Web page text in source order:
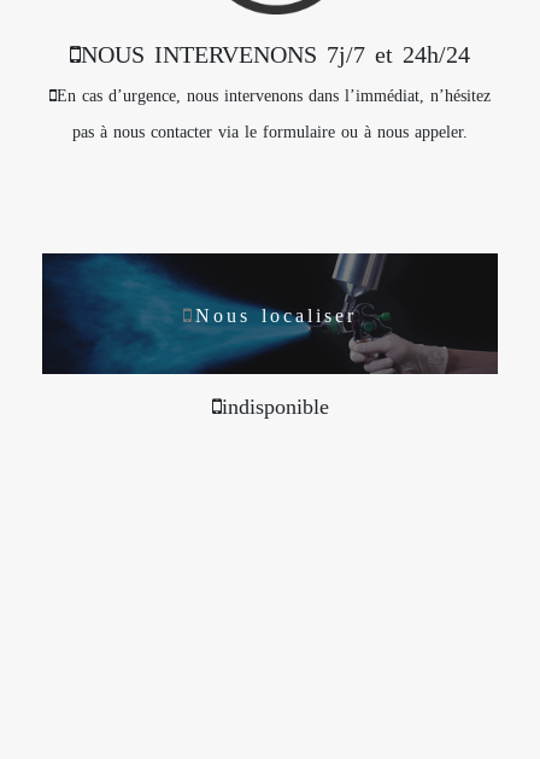
NOUS INTERVENONS 7j/7 et 24h/24
En cas d’urgence, nous intervenons dans l’immédiat, n’hésitez
pas à nous contacter via le formulaire ou à nous appeler.
Nous localiser
indisponible